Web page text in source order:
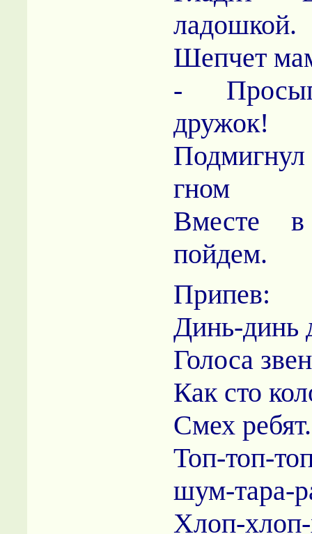
ладошкой.
Шепчет
-
дружок!
гном
Вместе
пойдем.
Припев:
Динь-динь
Голоса
Как сто
Смех ребят.
Топ-топ-
шум-тара-
Хлоп-